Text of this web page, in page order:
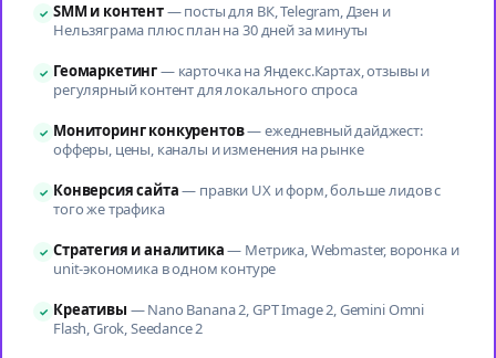
✓ SMM и контент—посты для ВК, Telegram, Дзен и
Нельзяграма плюс план на 30 дней за минуты
✓ Геомаркетинг— карточка на Яндекс.Картах, отзывы и
регулярный контент для локального спроса
✓ Мониторинг конкурентов—ежедневный дайджест:
офферы, цены, каналы и изменения на рынке
✓ Конверсия сайта— правки UX и форм, больше лидов с
того же трафика
✓ Стратегия и аналитика— Метрика, Webmaster, воронка и
unit-экономика в одном контуре
✓ Креативы —Nano Banana 2, GPT Image 2, Gemini Omni
Flash, Grok, Seedance 2